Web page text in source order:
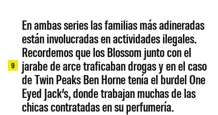
9
En ambas series las familias más adineradas
están involucradas en actividades ilegales.
Recordemos que los Blossom junto con el
jarabe de arce traficaban drogas y en el caso
de Twin Peaks Ben Horne tenía el burdel One
Eyed Jack’s, donde trabajan muchas de las
chicas contratadas en su perfumería.